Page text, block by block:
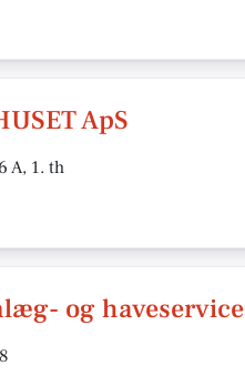
ApS
A, 1. th
og haveservice